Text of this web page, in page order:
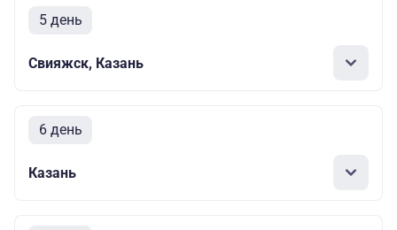
5 день
Свияжск, Казань
6 день
Казань